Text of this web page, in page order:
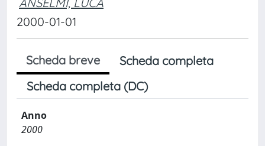
2000-01-01
Scheda breve
Scheda completa
Scheda completa (DC)
Anno
2000